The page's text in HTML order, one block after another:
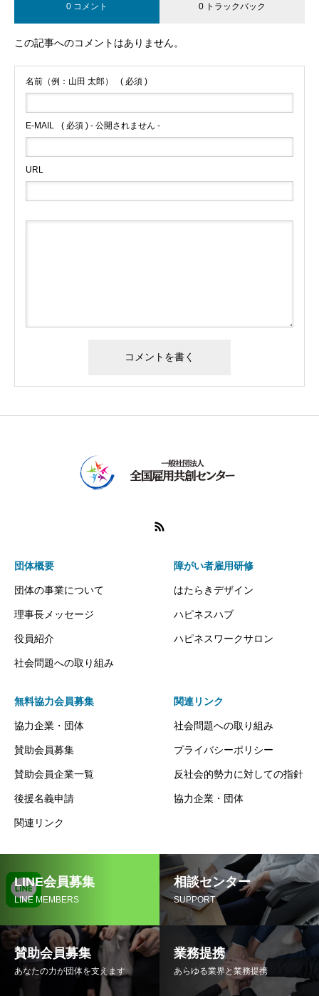
0 コメント 0 トラックバック
この記事へのコメントはありません。
名前（例：山田 太郎） ( 必須 )
E-MAIL ( 必須 ) - 公開されません -
URL
団体概要
団体の事業について
理事長メッセージ
役員紹介
社会問題への取り組み
障がい者雇用研修
はたらきデザイン
ハピネスハブ
ハピネスワークサロン
無料協力会員募集
協力企業・団体
賛助会員募集
賛助会員企業一覧
後援名義申請
関連リンク
関連リンク
社会問題への取り組み
プライバシーポリシー
反社会的勢力に対しての指針
協力企業・団体
LINE会員募集
LINE MEMBERS
相談センター
SUPPORT
賛助会員募集
あなたの力が団体を支えます
業務提携
あらゆる業界と業務提携